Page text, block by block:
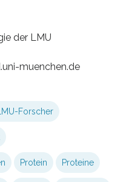
der LMU
muenchen.de
LMU-Forscher
Protein Proteine